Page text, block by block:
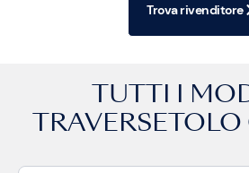
Trova rivenditore
TUTTI I